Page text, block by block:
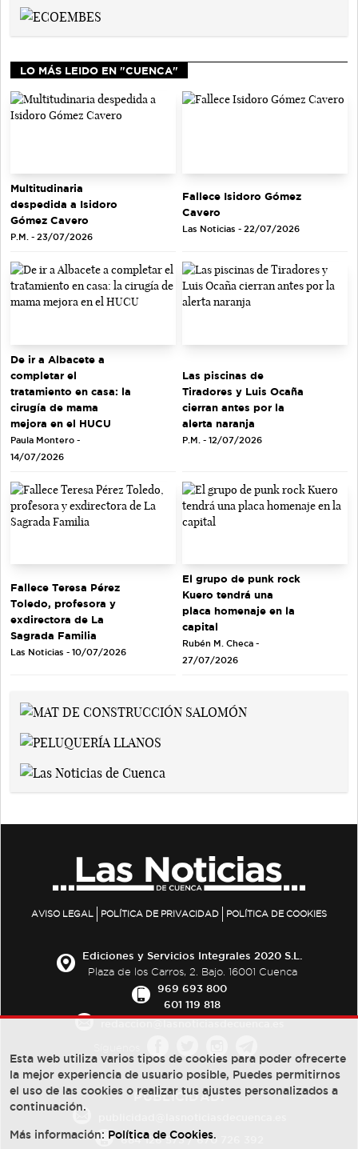
LO MÁS LEIDO EN "CUENCA"
Multitudinaria
despedida a Isidoro
Gómez Cavero
P.M. - 23/07/2026
Fallece Isidoro Gómez
Cavero
Las Noticias - 22/07/2026
De ir a Albacete a
completar el
tratamiento en casa: la
cirugía de mama
mejora en el HUCU
Paula Montero -
14/07/2026
Las piscinas de
Tiradores y Luis Ocaña
cierran antes por la
alerta naranja
P.M. - 12/07/2026
Fallece Teresa Pérez
Toledo, profesora y
exdirectora de La
Sagrada Familia
Las Noticias - 10/07/2026
El grupo de punk rock
Kuero tendrá una
placa homenaje en la
capital
Rubén M. Checa -
27/07/2026
AVISO LEGAL POLÍTICA DE PRIVACIDAD POLÍTICA DE COOKIES
Ediciones y Servicios Integrales 2020 S.L.
Plaza de los Carros, 2. Bajo. 16001 Cuenca
969 693 800
601 119 818
PUBLICIDAD:
684 126 573/670 726 392
Esta web utiliza varios tipos de cookies para poder ofrecerte
la mejor experiencia de usuario posible, Puedes permitirnos
el uso de las cookies o realizar tus ajustes personalizados a
continuación.
Más información: Política de Cookies.